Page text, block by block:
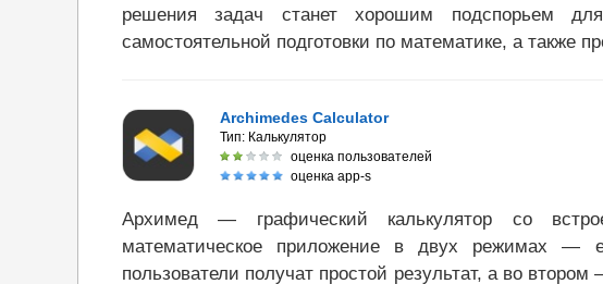
решения задач станет хорошим подспорьем
самостоятельной подготовки по математике, а также
Archimedes Calculator
Тип: Калькулятор
оценка пользователей
оценка app-s
Архимед — графический калькулятор со
математическое приложение в двух режимах
пользователи получат простой результат, а во